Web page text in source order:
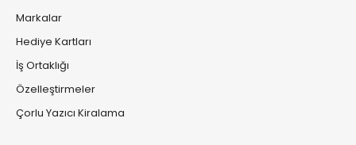
Markalar
Hediye Kartları
İş Ortaklığı
Özelleştirmeler
Çorlu Yazıcı Kiralama